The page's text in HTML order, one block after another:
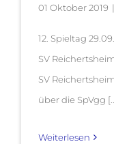
01 Oktober 2019 |
12. Spieltag
SV
SV
über die SpVgg
Weiterlesen